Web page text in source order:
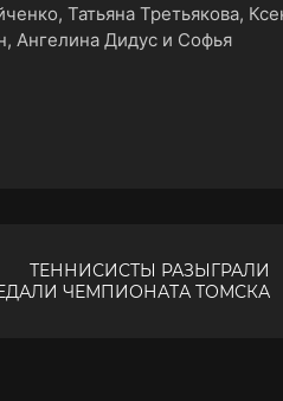
Татьяна Третьякова,
Ангелина Дидус и Софья
ТЕННИСИСТЫ РАЗЫГРАЛИ
ЧЕМПИОНАТА ТОМСКА